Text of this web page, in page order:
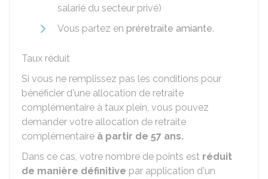
salarié du secteur privé)
Vous partez en préretraite amiante.
Taux réduit
Si vous ne remplissez pas les conditions pour
bénéficier d'une allocation de retraite
complémentaire à taux plein, vous pouvez
demander votre allocation de retraite
complémentaire à partir de 57 ans.
Dans ce cas, votre nombre de points est réduit
de manière définitive par application d'un